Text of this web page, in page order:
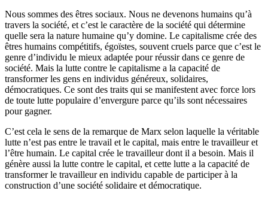
Nous sommes des êtres sociaux. Nous ne devenons humains qu’à
travers la société, et c’est le caractère de la société qui détermine
quelle sera la nature humaine qu’y domine. Le capitalisme crée des
êtres humains compétitifs, égoïstes, souvent cruels parce que c’est le
genre d’individu le mieux adaptée pour réussir dans ce genre de
société. Mais la lutte contre le capitalisme a la capacité de
transformer les gens en individus généreux, solidaires,
démocratiques. Ce sont des traits qui se manifestent avec force lors
de toute lutte populaire d’envergure parce qu’ils sont nécessaires
pour gagner.
C’est cela le sens de la remarque de Marx selon laquelle la véritable
lutte n’est pas entre le travail et le capital, mais entre le travailleur et
l’être humain. Le capital crée le travailleur dont il a besoin. Mais il
génère aussi la lutte contre le capital, et cette lutte a la capacité de
transformer le travailleur en individu capable de participer à la
construction d’une société solidaire et démocratique.